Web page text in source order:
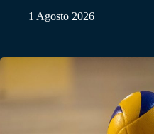
1 Agosto 2026